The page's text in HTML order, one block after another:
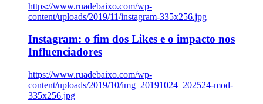
https://www.ruadebaixo.com/wp-
content/uploads/2019/11/instagram-335x256.jpg
Instagram: o fim dos Likes e o impacto nos
Influenciadores
https://www.ruadebaixo.com/wp-
content/uploads/2019/10/img_20191024_202524-mod-
335x256.jpg